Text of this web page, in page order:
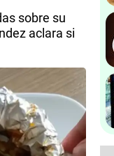
sobre su
aclara si